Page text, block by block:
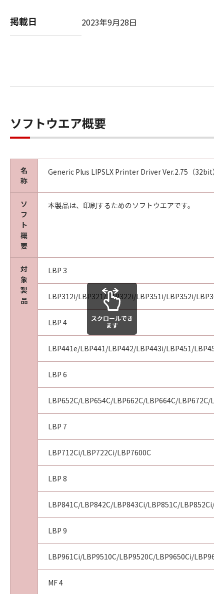
掲載日 2023年9月28日
ソフトウエア概要
名
称
Generic Plus LIPSLX Printer Driver Ver.2.75（32bit）
ソ
フ
ト
概
要
本製品は、印刷するためのソフトウエアです。
対
象
製
品
LBP 3
LBP312i/LBP321/LBP322i/LBP351i/LBP352i/
LBP 4
LBP441e/LBP441/LBP442/LBP443i/LBP451/
LBP 6
LBP652C/LBP654C/LBP662C/LBP664C/LBP672C/
LBP 7
LBP712Ci/LBP722Ci/LBP7600C
LBP 8
LBP841C/LBP842C/LBP843Ci/LBP851C/LBP852Ci/
LBP 9
LBP961Ci/LBP9510C/LBP9520C/LBP9650Ci/
MF 4
スクロールでき
ます